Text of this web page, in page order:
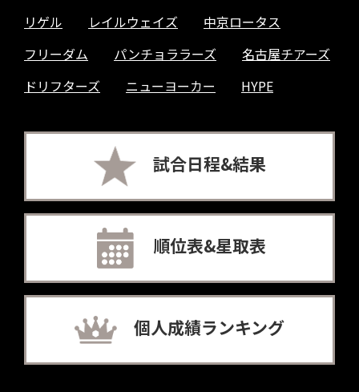
リゲル レイルウェイズ
中京ロータス
フリーダム
パンチョララーズ
名古屋チアーズ
ドリフターズ
ニューヨーカー HYPE
試合日程&結果
順位表&星取表
個人成績ランキング